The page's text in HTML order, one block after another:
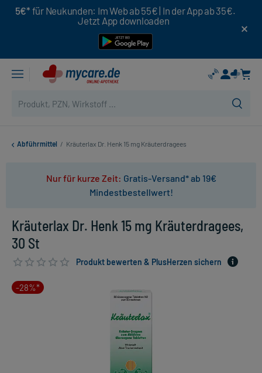
5€* für Neukunden: Im Web ab 55€ | In der App ab 35€.
Jetzt App downloaden
Abführmittel / Kräuterlax Dr. Henk 15 mg Kräuterdragees
Nur für kurze Zeit: Gratis-Versand* ab 19€
Mindestbestellwert!
Kräuterlax Dr. Henk 15 mg Kräuterdragees,
30 St
Produkt bewerten & PlusHerzen sichern
-28%*